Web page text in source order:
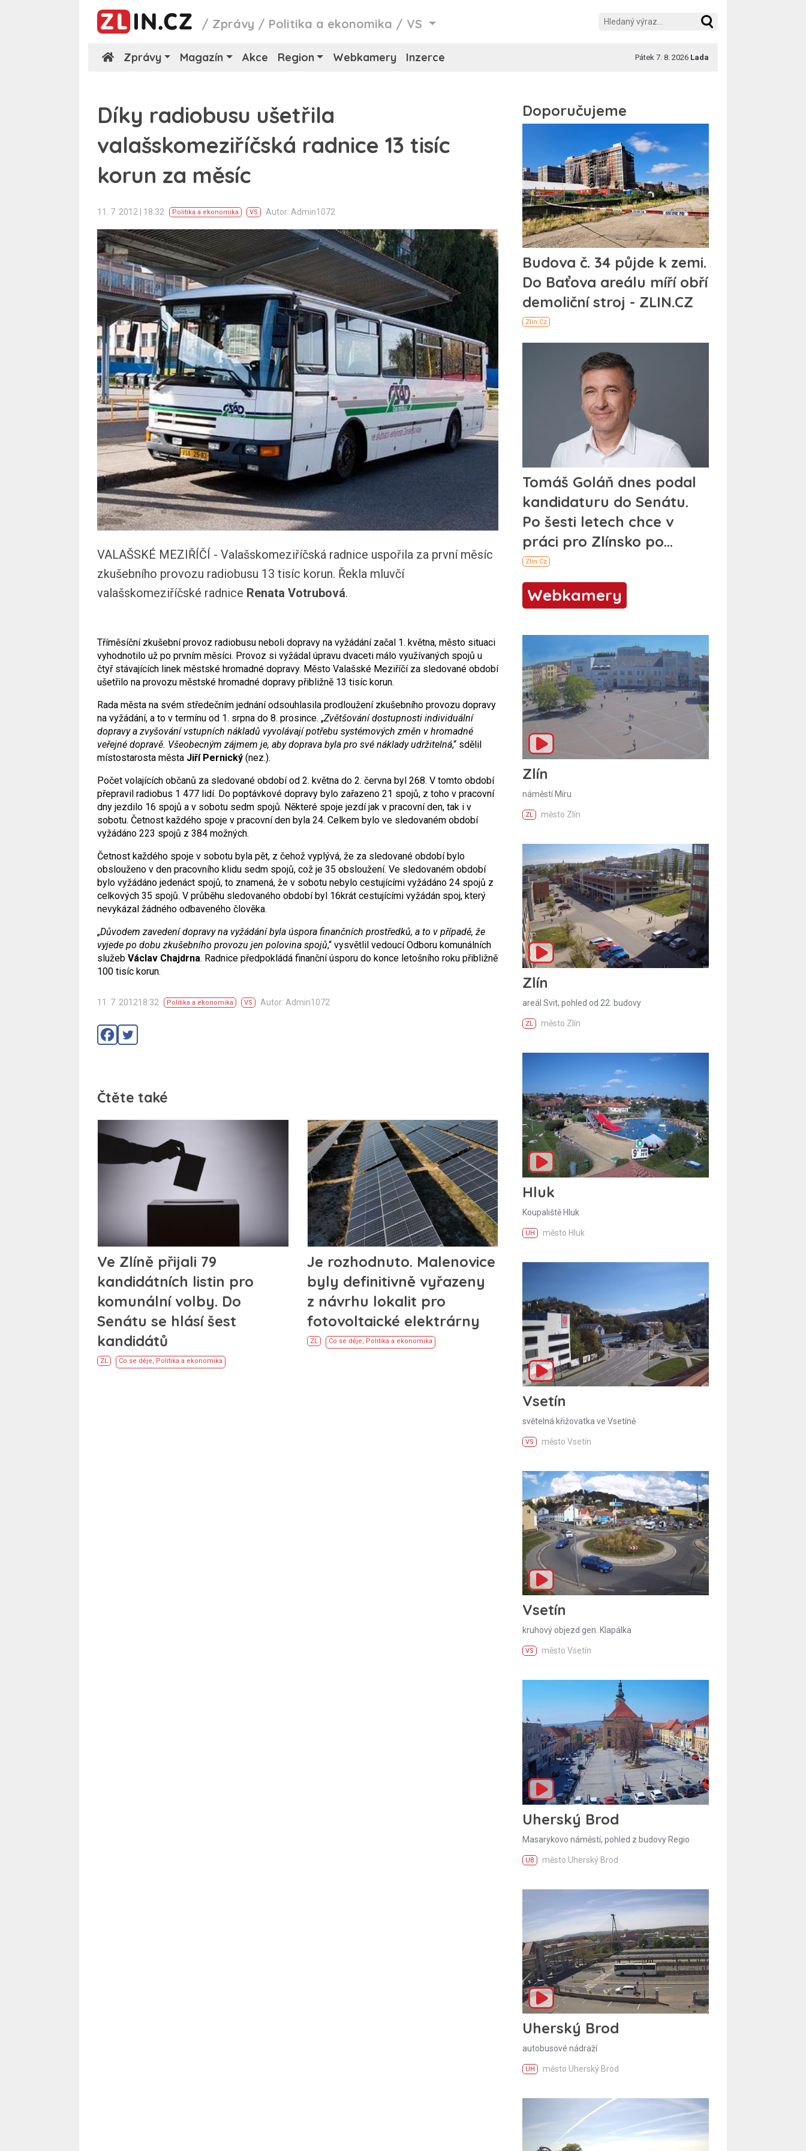
/ Zprávy / Politika a ekonomika / VS
Zprávy Magazín Akce Region Webkamery Inzerce Pátek 7. 8. 2026 Lada
Díky radiobusu ušetřila
valašskomeziříčská radnice 13 tisíc
korun za měsíc
11. 7. 2012 | 18:32 Politika a ekonomika VS Autor: Admin1072
VALAŠSKÉ MEZIŘÍČÍ - Valašskomeziříčská radnice uspořila za první měsíc
zkušebního provozu radiobusu 13 tisíc korun. Řekla mluvčí
valašskomeziříčské radnice Renata Votrubová.
Tříměsíční zkušební provoz radiobusu neboli dopravy na vyžádání začal 1. května, město situaci
vyhodnotilo už po prvním měsíci. Provoz si vyžádal úpravu dvaceti málo využívaných spojů u
čtyř stávajících linek městské hromadné dopravy. Město Valašské Meziříčí za sledované období
ušetřilo na provozu městské hromadné dopravy přibližně 13 tisíc korun.
Rada města na svém středečním jednání odsouhlasila prodloužení zkušebního provozu dopravy
na vyžádání, a to v termínu od 1. srpna do 8. prosince. „Zvětšování dostupnosti individuální
dopravy a zvyšování vstupních nákladů vyvolávají potřebu systémových změn v hromadné
veřejné dopravě. Všeobecným zájmem je, aby doprava byla pro své náklady udržitelná,“ sdělil
místostarosta města Jiří Pernický (nez.).
Počet volajících občanů za sledované období od 2. května do 2. června byl 268. V tomto období
přepravil radiobus 1 477 lidí. Do poptávkové dopravy bylo zařazeno 21 spojů, z toho v pracovní
dny jezdilo 16 spojů a v sobotu sedm spojů. Některé spoje jezdí jak v pracovní den, tak i v
sobotu. Četnost každého spoje v pracovní den byla 24. Celkem bylo ve sledovaném období
vyžádáno 223 spojů z 384 možných.
Četnost každého spoje v sobotu byla pět, z čehož vyplývá, že za sledované období bylo
obslouženo v den pracovního klidu sedm spojů, což je 35 obsloužení. Ve sledovaném období
bylo vyžádáno jedenáct spojů, to znamená, že v sobotu nebylo cestujícími vyžádáno 24 spojů z
celkových 35 spojů. V průběhu sledovaného období byl 16krát cestujícími vyžádán spoj, který
nevykázal žádného odbaveného člověka.
„Důvodem zavedení dopravy na vyžádání byla úspora finančních prostředků, a to v případě, že
vyjede po dobu zkušebního provozu jen polovina spojů,“ vysvětlil vedoucí Odboru komunálních
služeb Václav Chajdrna. Radnice předpokládá finanční úsporu do konce letošního roku přibližně
100 tisíc korun.
11. 7. 201218:32 Politika a ekonomika VS Autor: Admin1072
Čtěte také
Ve Zlíně přijali 79
kandidátních listin pro
komunální volby. Do
Senátu se hlásí šest
kandidátů
ZL Co se děje, Politika a ekonomika
Je rozhodnuto. Malenovice
byly definitivně vyřazeny
z návrhu lokalit pro
fotovoltaické elektrárny
ZL Co se děje, Politika a ekonomika
Webkamery
Zlín
náměstí Míru
ZL město Zlín
Zlín
areál Svit, pohled od 22. budovy
ZL město Zlín
Hluk
Koupaliště Hluk
UH město Hluk
Vsetín
světelná křižovatka ve Vsetíně
VS město Vsetín
Vsetín
kruhový objezd gen. Klapálka
VS město Vsetín
Uherský Brod
Masarykovo náměstí, pohled z budovy Regio
UB město Uherský Brod
Uherský Brod
autobusové nádraží
UH město Uherský Brod